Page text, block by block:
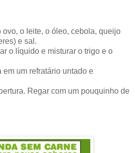
ovo, o leite, o óleo, cebola, queijo
e sal.
o líquido e misturar o trigo e o
um refratário untado e
Regar com um pouquinho de